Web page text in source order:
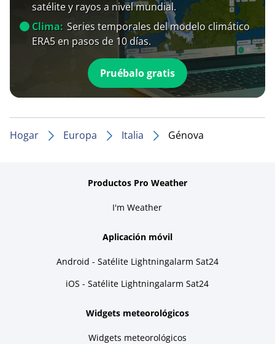
satélite y rayos a nivel mundial.
Clima: Series temporales del modelo climático
ERA5 en pasos de 10 días.
Pruébalo gratis
Hogar Europa Italia Génova
Productos Pro Weather
I'm Weather
Aplicación móvil
Android - Satélite Lightningalarm Sat24
iOS - Satélite Lightningalarm Sat24
Widgets meteorológicos
Widgets meteorológicos